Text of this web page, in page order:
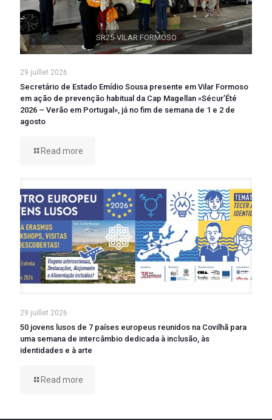
SR25-VILAR FORMOSO
29 juillet 2026
Secretário de Estado Emídio Sousa presente em Vilar Formoso
em ação de prevenção habitual da Cap Magellan «Sécur’Été
2026 – Verão em Portugal», já no fim de semana de 1 e 2 de
agosto
Read more
29 juillet 2026
50 jovens lusos de 7 países europeus reunidos na Covilhã para
uma semana de intercâmbio dedicada à inclusão, às
identidades e à arte
Read more